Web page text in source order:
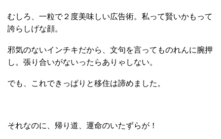
むしろ、一粒で２度美味しい広告術。私って賢いかもって
誇らしげな顔。
邪気のないインチキだから、文句を言ってものれんに腕押
し。張り合いがないったらありゃしない。
でも、これできっぱりと移住は諦めました。
それなのに、帰り道、運命のいたずらが！